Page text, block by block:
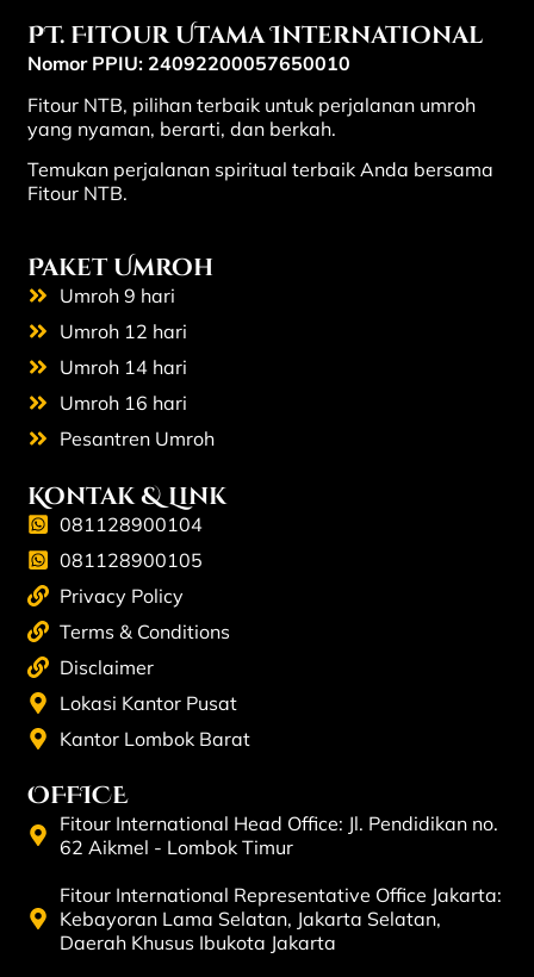
PT. Fitour Utama International
Nomor PPIU: 24092200057650010
Fitour NTB, pilihan terbaik untuk perjalanan umroh
yang nyaman, berarti, dan berkah.
Temukan perjalanan spiritual terbaik Anda bersama
Fitour NTB.
Paket Umroh
Umroh 9 hari
Umroh 12 hari
Umroh 14 hari
Umroh 16 hari
Pesantren Umroh
Kontak & Link
081128900104
081128900105
Privacy Policy
Terms & Conditions
Disclaimer
Lokasi Kantor Pusat
Kantor Lombok Barat
OFFICE
Fitour International Head Office: Jl. Pendidikan no.
62 Aikmel - Lombok Timur
Fitour International Representative Office Jakarta:
Kebayoran Lama Selatan, Jakarta Selatan,
Daerah Khusus Ibukota Jakarta